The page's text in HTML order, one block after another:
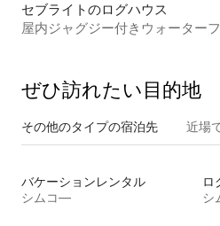
セブライトのログハウス
屋内ジャグジー付きウォーター
ぜひ訪⁠れ⁠た⁠い目⁠的⁠地
その他のタ⁠イ⁠プ⁠の宿⁠泊⁠先 近場
バケーションレンタル
シムコ―
ロ
シ